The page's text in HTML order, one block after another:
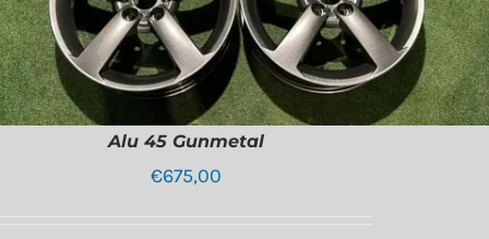
Alu 45 Gunmetal
€675,00